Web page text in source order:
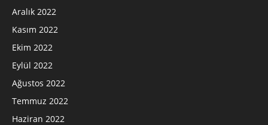
Aralık 2022
Kasım 2022
Ekim 2022
Eylül 2022
Ağustos 2022
Temmuz 2022
Haziran 2022